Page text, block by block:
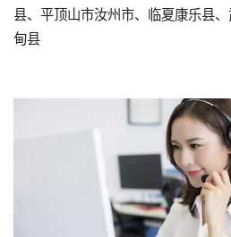
县、平顶山市汝州市、临夏康乐县
甸县